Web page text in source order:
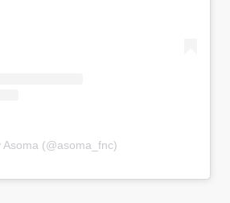
Asoma (@asoma_fnc)